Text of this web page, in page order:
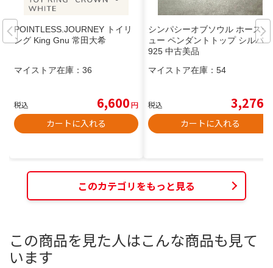
POINTLESS.JOURNEY トイリ
ング King Gnu 常田大希
マイストア在庫： 36
税込 6,600円
カートに入れる
シンパシーオブソウル ホースシ
ュー ペンダントトップ シルバー
925 中古美品
マイストア在庫： 54
税込 3,276
カートに入れる
このカテゴリをもっと見る
この商品を見た人はこんな商品も見て
います